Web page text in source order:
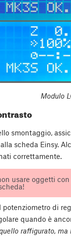
Modulo
smontaggio,
scheda Einsy.
correttamente.
usare oggetti
potenziometro di
quando è
raffigurato, ma